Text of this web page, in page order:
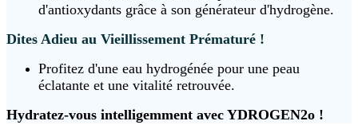
d'antioxydants grâce à son générateur d'hydrogène.
Dites Adieu au Vieillissement Prématuré !
Profitez d'une eau hydrogénée pour une peau
éclatante et une vitalité retrouvée.
Hydratez-vous intelligemment avec YDROGEN2o !